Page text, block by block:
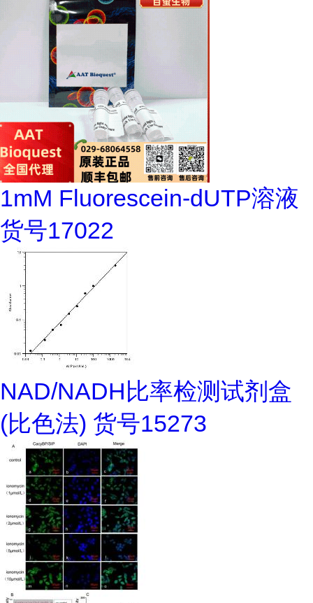
1mM Fluorescein-dUTP溶液
货号17022
NAD/NADH比率检测试剂盒
(比色法) 货号15273